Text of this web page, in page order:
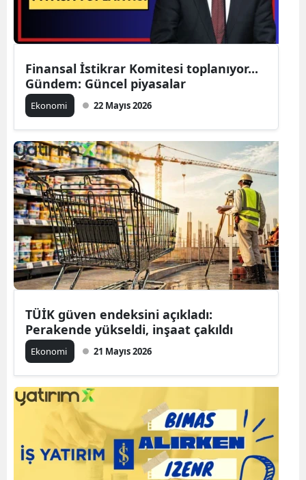
Finansal İstikrar Komitesi toplanıyor...
Gündem: Güncel piyasalar
Ekonomi 22 Mayıs 2026
TÜİK güven endeksini açıkladı:
Perakende yükseldi, inşaat çakıldı
Ekonomi 21 Mayıs 2026